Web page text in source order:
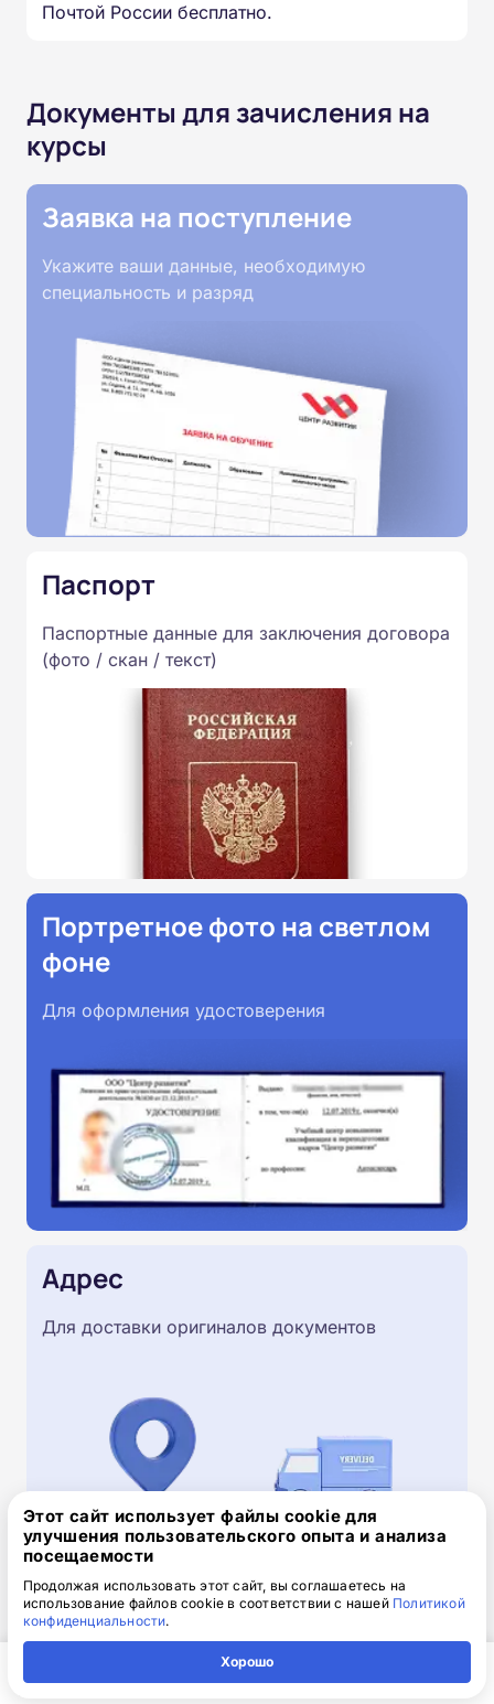
Почтой России бесплатно.
Документы для зачисления на
курсы
Заявка на поступление
Укажите ваши данные, необходимую
специальность и разряд
Паспорт
Паспортные данные для заключения договора
(фото / скан / текст)
Портретное фото на светлом
фоне
Для оформления удостоверения
Адрес
Для доставки оригиналов документов
Скачайте заявку на обучение
Скачайте шаблон, заполните и отправьте по
Этот сайт использует файлы cookie для
улучшения пользовательского опыта и анализа
посещаемости
Продолжая использовать этот сайт, вы соглашаетесь на
использование файлов cookie в соответствии с нашей Политикой
конфиденциальности.
Хорошо